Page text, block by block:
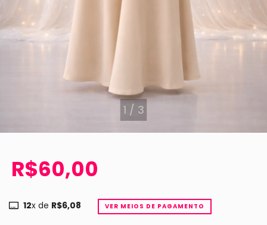
1 / 3
R$60,00
12x de R$6,08 VER MEIOS DE PAGAMENTO